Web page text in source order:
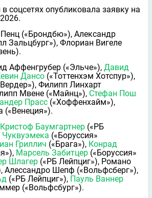
соцсетях опубликовала заявку на
(«Брондбю»), Александр
Зальцбург»), Флориан Вигеле
Аффенгрубер («Эльче»), Давид
Дансо («Тоттенхэм Хотспур»),
Филипп Линхарт
Мвене («Майнц»), Стефан Пош
Прасс («Хоффенхайм»),
(«Венеция»).
Кристоф Баумгартнер («РБ
Чуквуэмека («Боруссия»
Гриллич («Брага»), Конрад
Марсель Забитцер («Боруссия»
Шлагер («РБ Лейпциг»), Романо
Алессандро Шeпф («Вольфсберг»),
(«РБ Лейпциг»), Пауль Ваннер
(«Вольфсбург»).